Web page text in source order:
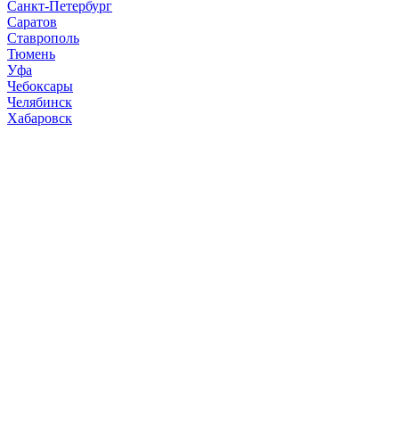
Санкт-Петербург
Саратов
Ставрополь
Тюмень
Уфа
Чебоксары
Челябинск
Хабаровск